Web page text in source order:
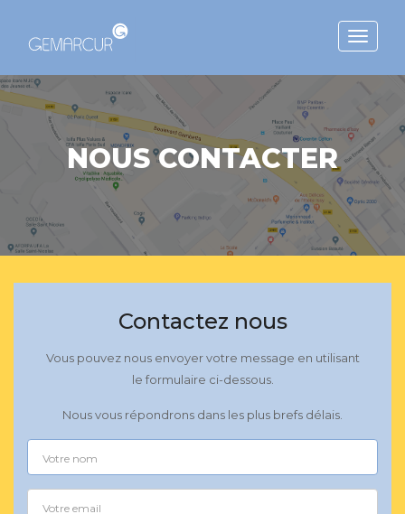
Toggle
NOUS CONTACTER
Contactez nous
Vous pouvez nous envoyer votre message en utilisant
le formulaire ci-dessous.
Nous vous répondrons dans les plus brefs délais.